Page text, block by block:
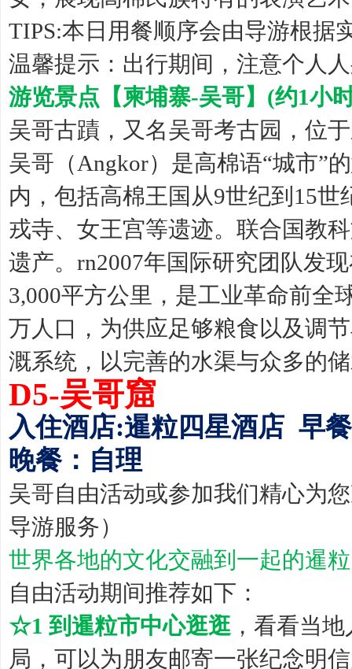
TIPS:本日用餐顺序会由导游根据
温馨提示：出行期间，注意个人
游览景点【柬埔寨-吴哥】(约1小
吴哥古蹟，又名吴哥考古园，位
吴哥（Angkor）是高棉语“城市”
内，包括高棉王国从9世纪到15
戎寺、女王宫等遗迹。联合国教
遗产。rn2007年国际研究团队发
3,000平方公里，是工业革命前全
万人口，为供应足够粮食以及调
溉系统，以完善的水渠与众多的
D5-吴哥窟
入住酒店:暹粒四星酒店 早
晚餐：自理
吴哥自由活动或参加我们精心为
导游服务）
世界各地的文化交融到一起的暹
自由活动期间推荐如下：
☆1 到暹粒市中心逛逛 ，看看当
局，可以为朋友邮寄一张纪念明